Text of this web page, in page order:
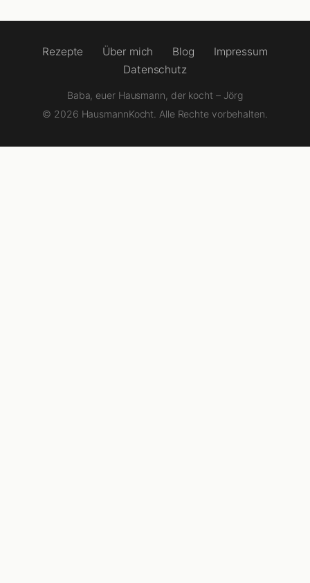
Rezepte Über mich Blog
Impressum
Datenschutz
Baba, euer Hausmann, der kocht – Jörg
© 2026 HausmannKocht. Alle Rechte vorbehalten.